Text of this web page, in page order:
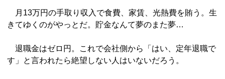
月13万円の手取り収入で食費、家賃、光熱費を賄う。生
きてゆくのがやっとだ。貯金なんて夢のまた夢…
退職金はゼロ円。これで会社側から「はい、定年退職で
す」と言われたら絶望しない人はいないだろう。